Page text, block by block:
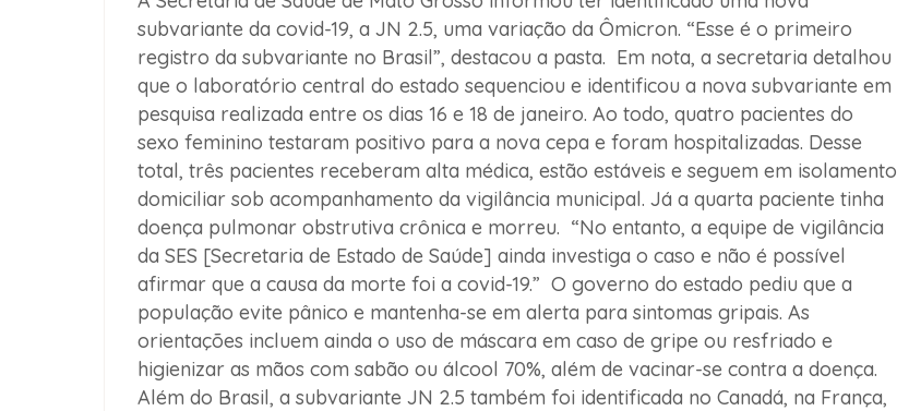
subvariante da covid-19, a JN 2.5, uma variação da Ômicron. “Esse é o primeiro
registro da subvariante no Brasil”, destacou a pasta. Em nota, a secretaria detalhou
que o laboratório central do estado sequenciou e identificou a nova subvariante em
pesquisa realizada entre os dias 16 e 18 de janeiro. Ao todo, quatro pacientes do
sexo feminino testaram positivo para a nova cepa e foram hospitalizadas. Desse
total, três pacientes receberam alta médica, estão estáveis e seguem em isolamento
domiciliar sob acompanhamento da vigilância municipal. Já a quarta paciente tinha
doença pulmonar obstrutiva crônica e morreu. “No entanto, a equipe de vigilância
da SES [Secretaria de Estado de Saúde] ainda investiga o caso e não é possível
afirmar que a causa da morte foi a covid-19.” O governo do estado pediu que a
população evite pânico e mantenha-se em alerta para sintomas gripais. As
orientações incluem ainda o uso de máscara em caso de gripe ou resfriado e
higienizar as mãos com sabão ou álcool 70%, além de vacinar-se contra a doença.
Além do Brasil, a subvariante JN 2.5 também foi identificada no Canadá, na França,